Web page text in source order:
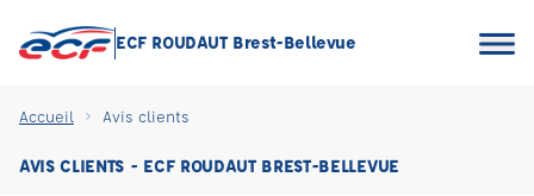
ECF ROUDAUT Brest-Bellevue
Accueil Avis clients
AVIS CLIENTS - ECF ROUDAUT BREST-BELLEVUE